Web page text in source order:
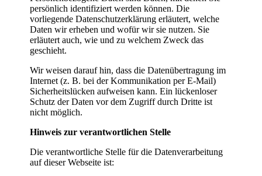
persönlich identifiziert werden können. Die
vorliegende Datenschutzerklärung erläutert, welche
Daten wir erheben und wofür wir sie nutzen. Sie
erläutert auch, wie und zu welchem Zweck das
geschieht.
Wir weisen darauf hin, dass die Datenübertragung im
Internet (z. B. bei der Kommunikation per E-Mail)
Sicherheitslücken aufweisen kann. Ein lückenloser
Schutz der Daten vor dem Zugriff durch Dritte ist
nicht möglich.
Hinweis zur verantwortlichen Stelle
Die verantwortliche Stelle für die Datenverarbeitung
auf dieser Webseite ist: